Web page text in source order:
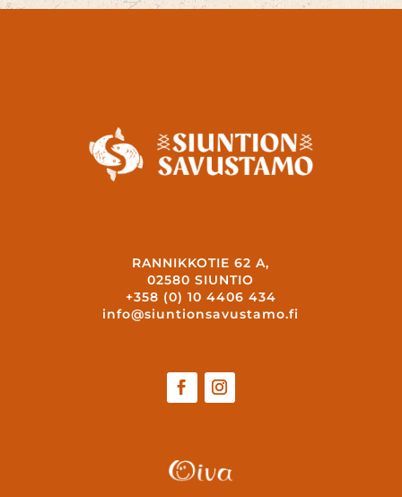
RANNIKKOTIE 62 A,
02580 SIUNTIO
+358 (0) 10 4406 434
info@siuntionsavustamo.fi